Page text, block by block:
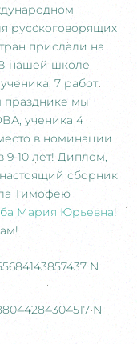
русскоговорящих
прислали на
В нашей школе
7 работ
празднике мы
ученика 4
в номинации
9-10 лет! Диплом,
сборник
Тимофею
Мария Юрьевна!